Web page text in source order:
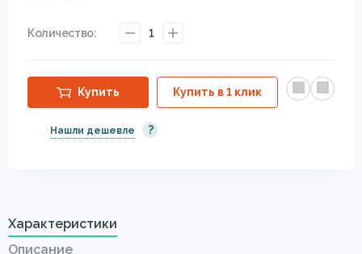
Количество: 1
Купить Купить в 1 клик
Нашли дешевле ?
Характеристики
Описание